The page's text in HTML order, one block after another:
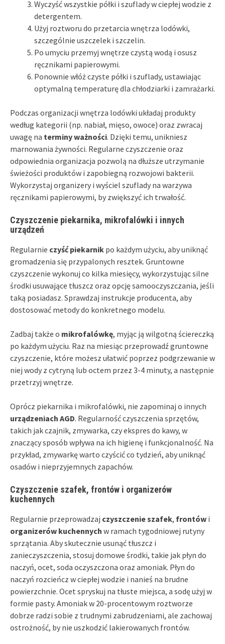
Wyczyść wszystkie półki i szuflady w ciepłej wodzie z
detergentem.
Użyj roztworu do przetarcia wnętrza lodówki,
szczególnie uszczelek i szczelin.
Po umyciu przemyj wnętrze czystą wodą i osusz
ręcznikami papierowymi.
Ponownie włóż czyste półki i szuflady, ustawiając
optymalną temperaturę dla chłodziarki i zamrażarki.
Podczas organizacji wnętrza lodówki układaj produkty
według kategorii (np. nabiał, mięso, owoce) oraz zwracaj
uwagę na terminy ważności. Dzięki temu, unikniesz
marnowania żywności. Regularne czyszczenie oraz
odpowiednia organizacja pozwolą na dłuższe utrzymanie
świeżości produktów i zapobiegną rozwojowi bakterii.
Wykorzystaj organizery i wyściel szuflady na warzywa
ręcznikami papierowymi, by zwiększyć ich trwałość.
Czyszczenie piekarnika, mikrofalówki i innych
urządzeń
Regularnie czyść piekarnik po każdym użyciu, aby uniknąć
gromadzenia się przypalonych resztek. Gruntowne
czyszczenie wykonuj co kilka miesięcy, wykorzystując silne
środki usuwające tłuszcz oraz opcję samooczyszczania, jeśli
taką posiadasz. Sprawdzaj instrukcje producenta, aby
dostosować metody do konkretnego modelu.
Zadbaj także o mikrofalówkę, myjąc ją wilgotną ściereczką
po każdym użyciu. Raz na miesiąc przeprowadź gruntowne
czyszczenie, które możesz ułatwić poprzez podgrzewanie w
niej wody z cytryną lub octem przez 3-4 minuty, a następnie
przetrzyj wnętrze.
Oprócz piekarnika i mikrofalówki, nie zapominaj o innych
urządzeniach AGD. Regularność czyszczenia sprzętów,
takich jak czajnik, zmywarka, czy ekspres do kawy, w
znaczący sposób wpływa na ich higienę i funkcjonalność. Na
przykład, zmywarkę warto czyścić co tydzień, aby uniknąć
osadów i nieprzyjemnych zapachów.
Czyszczenie szafek, frontów i organizerów
kuchennych
Regularnie przeprowadzaj czyszczenie szafek, frontów i
organizerów kuchennych w ramach tygodniowej rutyny
sprzątania. Aby skutecznie usunąć tłuszcz i
zanieczyszczenia, stosuj domowe środki, takie jak płyn do
naczyń, ocet, soda oczyszczona oraz amoniak. Płyn do
naczyń rozcieńcz w ciepłej wodzie i nanieś na brudne
powierzchnie. Ocet spryskuj na tłuste miejsca, a sodę użyj w
formie pasty. Amoniak w 20-procentowym roztworze
dobrze radzi sobie z trudnymi zabrudzeniami, ale zachowaj
ostrożność, by nie uszkodzić lakierowanych frontów.